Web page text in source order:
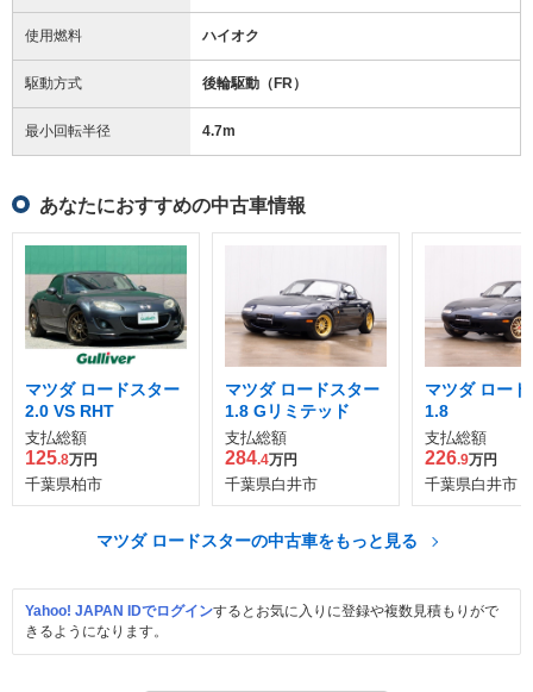
使用燃料 ハイオク
駆動方式 後輪駆動（FR）
最小回転半径 4.7m
あなたにおすすめの中古車情報
マツダ ロードスター
2.0 VS RHT
支払総額
125.8万円
千葉県柏市
マツダ ロードスター
1.8 Gリミテッド
支払総額
284.4万円
千葉県白井市
マツダ ロー
1.8
支払総額
226.9万円
千葉県白井市
マツダ ロードスターの中古車をもっと見る
Yahoo! JAPAN IDでログインするとお気に入りに登録や複数見積もりがで
きるようになります。